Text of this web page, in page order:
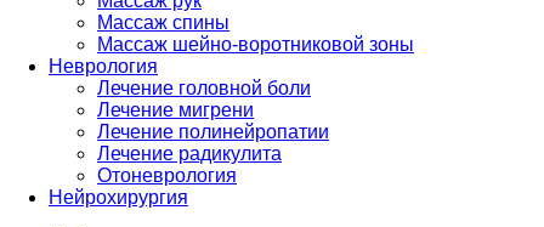
Массаж спины
Массаж шейно-воротниковой зоны
Неврология
Лечение головной боли
Лечение мигрени
Лечение полинейропатии
Лечение радикулита
Отоневрология
Нейрохирургия